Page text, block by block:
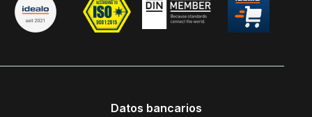
Datos bancarios